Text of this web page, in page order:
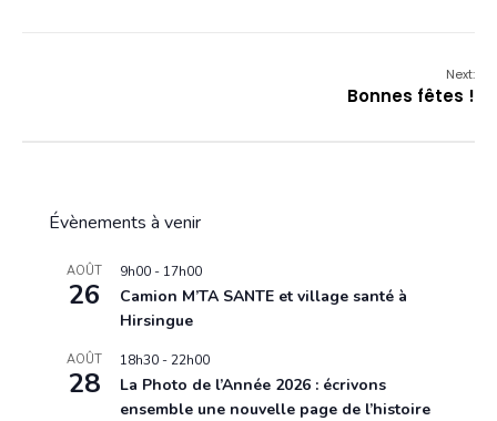
Next:
Bonnes fêtes !
Évènements à venir
AOÛT
26
9h00 - 17h00
Camion M’TA SANTE et village santé à
Hirsingue
AOÛT
28
18h30 -22h00
La Photo de l’Année 2026 : écrivons
ensemble une nouvelle page de l’histoire